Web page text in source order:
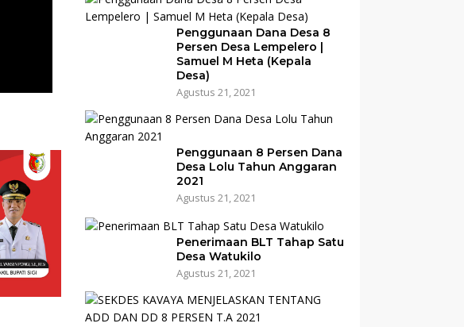
Penggunaan Dana Desa 8
Persen Desa Lempelero |
Samuel M Heta (Kepala
Desa)
Agustus 21, 2021
Penggunaan 8 Persen Dana
Desa Lolu Tahun Anggaran
2021
Agustus 21, 2021
Penerimaan BLT Tahap Satu
Desa Watukilo
Agustus 21, 2021